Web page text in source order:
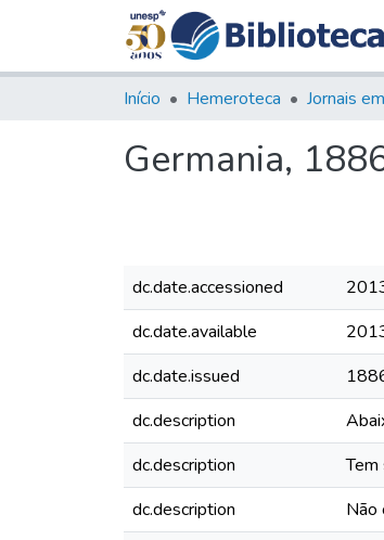
Início Hemeroteca
Germania,
dc.date.accessioned
dc.date.available
dc.date.issued
dc.description
dc.description
dc.description
Não